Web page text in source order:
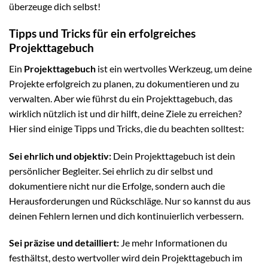
überzeuge dich selbst!
Tipps und Tricks für ein erfolgreiches
Projekttagebuch
Ein Projekttagebuch ist ein wertvolles Werkzeug, um deine
Projekte erfolgreich zu planen, zu dokumentieren und zu
verwalten. Aber wie führst du ein Projekttagebuch, das
wirklich nützlich ist und dir hilft, deine Ziele zu erreichen?
Hier sind einige Tipps und Tricks, die du beachten solltest:
Sei ehrlich und objektiv: Dein Projekttagebuch ist dein
persönlicher Begleiter. Sei ehrlich zu dir selbst und
dokumentiere nicht nur die Erfolge, sondern auch die
Herausforderungen und Rückschläge. Nur so kannst du aus
deinen Fehlern lernen und dich kontinuierlich verbessern.
Sei präzise und detailliert: Je mehr Informationen du
festhältst, desto wertvoller wird dein Projekttagebuch im